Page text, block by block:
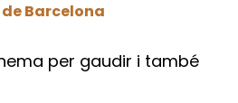
Barcelona
per gaudir i també